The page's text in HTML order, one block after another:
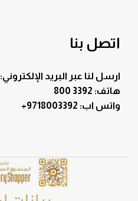
اتصل بنا
ارسل لنا عبر البريد الإلكتروني: cs@etihadwe.ae
هاتف: 3392 800
+9718003392 :واتس اب